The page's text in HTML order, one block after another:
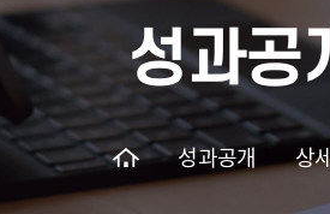
연구개요
연구목표
조직체계
구성기술 1
구성기술 2
구성기술 3
성과공
성과공개 상